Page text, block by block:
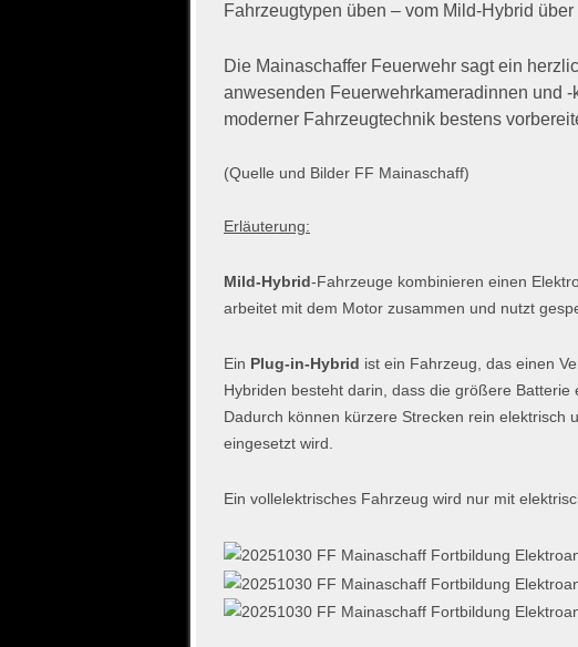
Fahrzeugtypen üben – vom Mild-Hybrid
Die Mainaschaffer Feuerwehr sagt ein
anwesenden Feuerwehrkameradinnen und
moderner Fahrzeugtechnik bestens
(Quelle und Bilder FF Mainaschaff)
Erläuterung:
Mild-Hybrid-Fahrzeuge kombinieren einen
arbeitet mit dem Motor zusammen und nutzt
Ein Plug-in-Hybrid ist ein Fahrzeug, das einen
Hybriden besteht darin, dass die größere
Dadurch können kürzere Strecken rein elektrisch
eingesetzt wird.
Ein vollelektrisches Fahrzeug wird nur mit